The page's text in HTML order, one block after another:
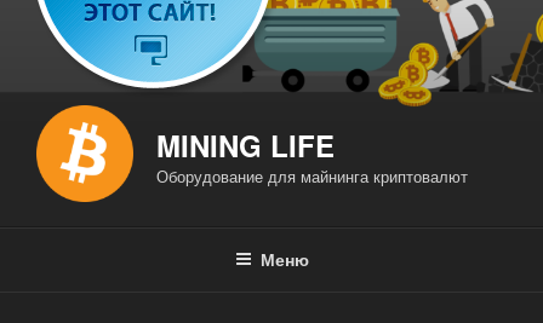
MINING LIFE
Оборудование для майнинга криптовалют
Меню